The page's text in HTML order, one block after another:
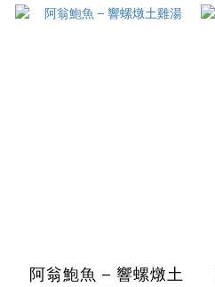
阿翁鮑魚 – 響螺燉土